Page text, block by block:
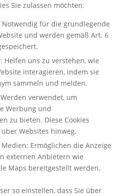
Sie zulassen möchten:
Notwendig für die grundlegende
und werden gemäß Art. 6
Helfen uns zu verstehen, wie
interagieren, indem sie
sammeln und melden.
verwendet, um
Werbung und
zu bieten. Diese Cookies
Websites hinweg.
Ermöglichen die Anzeige
externen Anbietern wie
Maps bereitgestellt werden.
so einstellen, dass Sie über